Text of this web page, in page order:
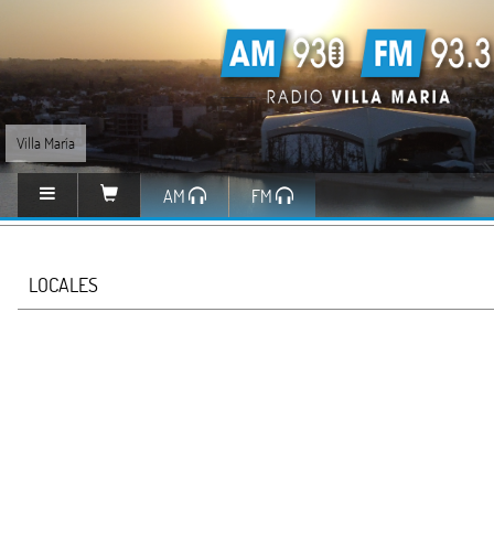
Villa María
AM FM
LOCALES